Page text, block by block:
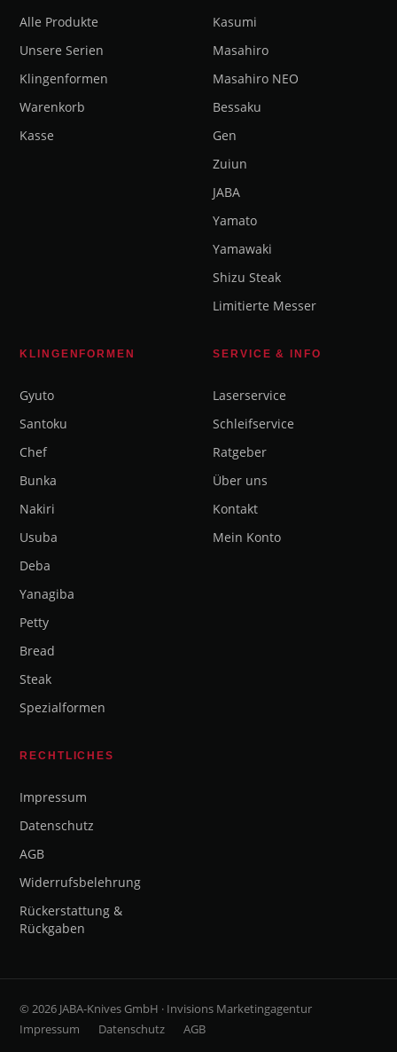
Alle Produkte
Unsere Serien
Klingenformen
Warenkorb
Kasse
Kasumi
Masahiro
Masahiro NEO
Bessaku
Gen
Zuiun
JABA
Yamato
Yamawaki
Shizu Steak
Limitierte Messer
KLINGENFORMEN
Gyuto
Santoku
Chef
Bunka
Nakiri
Usuba
Deba
Yanagiba
Petty
Bread
Steak
Spezialformen
SERVICE & INFO
Laserservice
Schleifservice
Ratgeber
Über uns
Kontakt
Mein Konto
RECHTLICHES
Impressum
Datenschutz
AGB
Widerrufsbelehrung
Rückerstattung &
Rückgaben
© 2026 JABA-Knives GmbH · Invisions Marketingagentur
Impressum
Datenschutz AGB